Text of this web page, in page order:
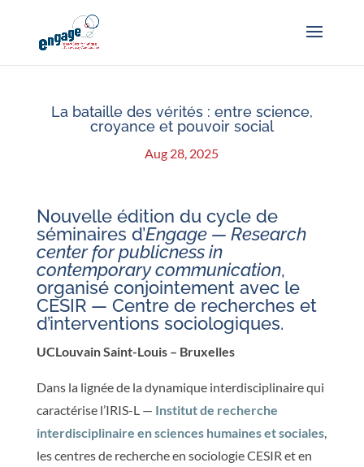
La bataille des vérités : entre science,
croyance et pouvoir social
Aug 28, 2025
Nouvelle édition du cycle de
séminaires d’Engage — Research
center for publicness in
contemporary communication,
organisé conjointement avec le
CESIR — Centre de recherches et
d’interventions sociologiques.
UCLouvain Saint-Louis – Bruxelles
Dans la lignée de la dynamique interdisciplinaire qui
caractérise l’IRIS-L — Institut de recherche
interdisciplinaire en sciences humaines et sociales,
les centres de recherche en sociologie CESIR et en